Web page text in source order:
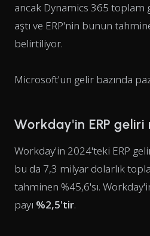
ancak Dynamics 365 toplam
aştı ve ERP'nin bunun
belirtiliyor.
Microsoft'un gelir bazında
Workday'in ERP geliri
Workday'in 2024'teki ERP
bu da 7,3 milyar dolarlık
tahminen %45,6'sı.
payı %2,5'tir.